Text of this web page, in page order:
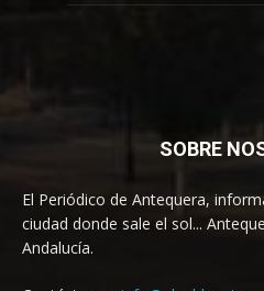
SOBRE
El Periódico de Antequera,
ciudad donde sale el sol...
Andalucía.